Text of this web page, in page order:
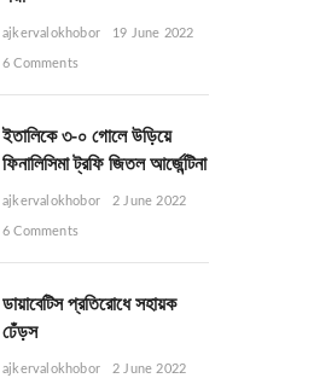
ajkervalokhobor 19 June 2022
6 Comments
ইতালিকে ৩-০ গোলে উড়িয়ে
ফিনালিসিমা ট্রফি জিতল আর্জেন্টিনা
ajkervalokhobor 2 June 2022
6 Comments
ডায়াবেটিস প্রতিরোধে সহায়ক
ঢেঁড়স
ajkervalokhobor 2 June 2022